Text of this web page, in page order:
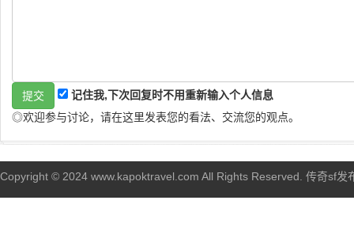
记住我,下次回复时不用重新输入个人信息
◎欢迎参与讨论，请在这里发表您的看法、交流您的观点。
Copyright © 2024 www.kapoktravel.com All Rights Reserved. 传奇sf发